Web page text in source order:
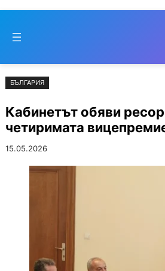
съдържанието
to
БЪЛГАРИЯ
Кабинетът обяви
четиримата
15.05.2026